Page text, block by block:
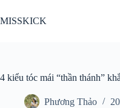
đến
phần
MISSKICK
4 kiểu tóc mái “thần thánh”
Phương Thảo